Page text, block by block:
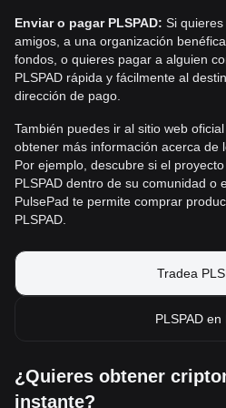
Enviar o pagar PLSPAD: Si
amigos, a una organización
fondos, o quieres pagar a alguien
PLSPAD rápida y fácilmente al
dirección de pago.
También puedes ir al sitio web
obtener más información acerca de
Por ejemplo, descubre si el
PLSPAD dentro de su comunidad o
PulsePad te permite comprar
PLSPAD.
Tradea
PLSPAD en
¿Quieres obtener
instante?